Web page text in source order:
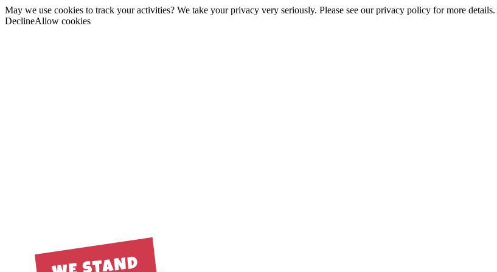
May we use cookies to track your activities? We take your privacy very seriously. Please see our privacy policy for more details.
DeclineAllow cookies